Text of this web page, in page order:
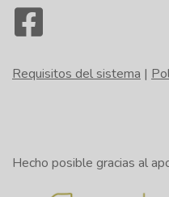
Requisitos del sistema |
Hecho posible gracias al